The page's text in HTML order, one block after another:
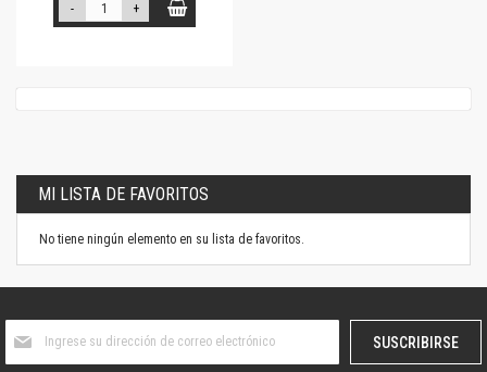
- +
MI LISTA DE FAVORITOS
No tiene ningún elemento en su lista de favoritos.
boletín
SUSCRIBIRSE